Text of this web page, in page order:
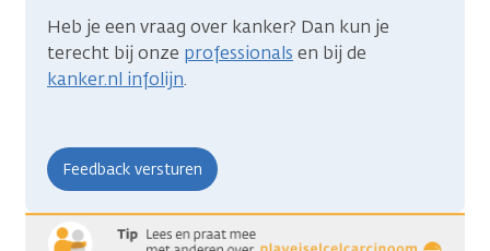
Heb je een vraag over kanker? Dan kun je
terecht bij onze professionals en bij de
kanker.nl infolijn.